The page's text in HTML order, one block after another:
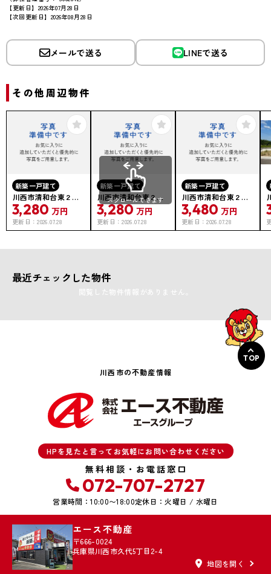
【更新日】2026年07月28日
【次回更新日】2026年08月28日
メールで送る LINEで送る
その他周辺物件
新築一戸建て
川西市清和台東２丁
目
3,280 万円
更新日：2026.07.28
新築一戸建て
川西市清和台東２丁
目
3,280万円
更新日：2026.07.28
新築一戸建て
川西市清和台東２丁
目
3,480 万円
更新日：2026.07.28
スクロールできます
最近チェックした物件
閲覧した物件情報がありません。
TOP
川西市の不動産情報
HPを見たと言ってお気軽にお問い合わせください
無料相談・お電話窓口
072-707-2727
営業時間：10:00〜18:00定休日：火曜日 / 水曜日
エース不動産
〒666-0024
兵庫県川西市久代5丁目2-4
地図を開く